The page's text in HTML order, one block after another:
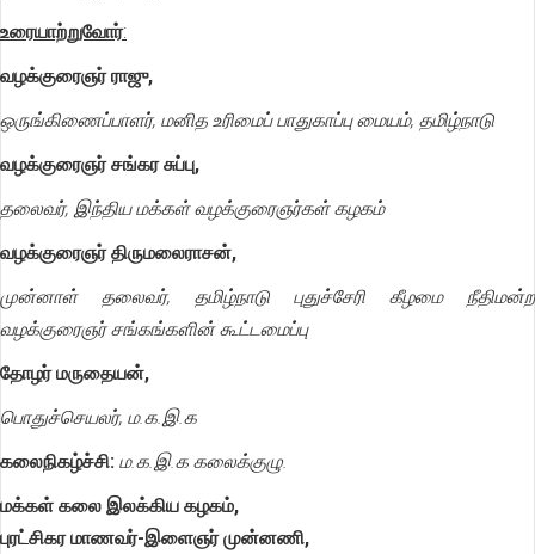
உரையாற்றுவோர்:
வழக்குரைஞர் ராஜு,
ஒருங்கிணைப்பாளர், மனித உரிமைப் பாதுகாப்பு மையம், தமிழ்நாடு
வழக்குரைஞர் சங்கர சுப்பு,
தலைவர், இந்திய மக்கள் வழக்குரைஞர்கள் கழகம்
வழக்குரைஞர் திருமலைராசன்,
முன்னாள் தலைவர், தமிழ்நாடு புதுச்சேரி கீழமை நீதிமன்ற
வழக்குரைஞர் சங்கங்களின் கூட்டமைப்பு
தோழர் மருதையன்,
பொதுச்செயலர், ம.க.இ.க
கலைநிகழ்ச்சி: ம.க.இ.க கலைக்குழு.
மக்கள் கலை இலக்கிய கழகம்,
புரட்சிகர மாணவர்-இளைஞர் முன்னணி,